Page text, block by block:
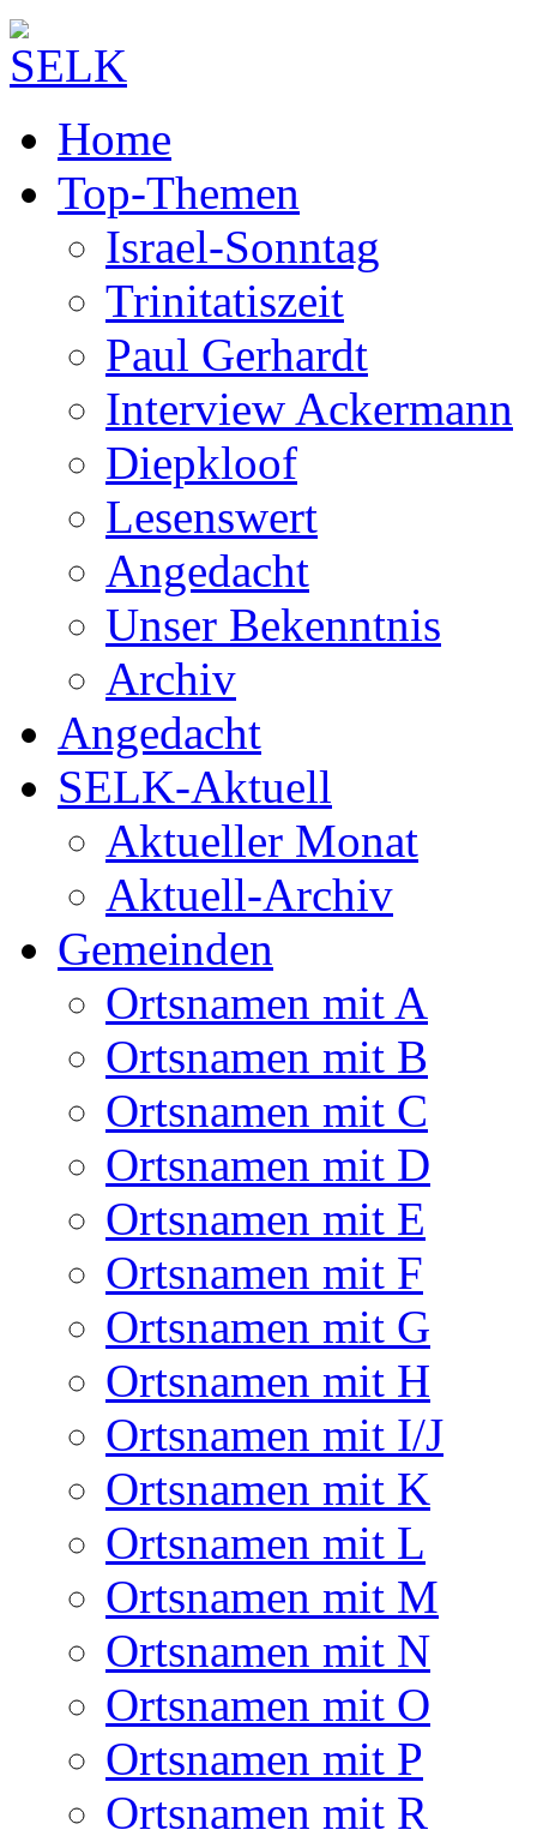
Home
Top-Themen
Israel-Sonntag
Trinitatiszeit
Paul Gerhardt
Interview Ackermann
Diepkloof
Lesenswert
Angedacht
Unser Bekenntnis
Archiv
Angedacht
SELK-Aktuell
Aktueller Monat
Aktuell-Archiv
Gemeinden
Ortsnamen mit A
Ortsnamen mit B
Ortsnamen mit C
Ortsnamen mit D
Ortsnamen mit E
Ortsnamen mit F
Ortsnamen mit G
Ortsnamen mit H
Ortsnamen mit I/J
Ortsnamen mit K
Ortsnamen mit L
Ortsnamen mit M
Ortsnamen mit N
Ortsnamen mit O
Ortsnamen mit P
Ortsnamen mit R